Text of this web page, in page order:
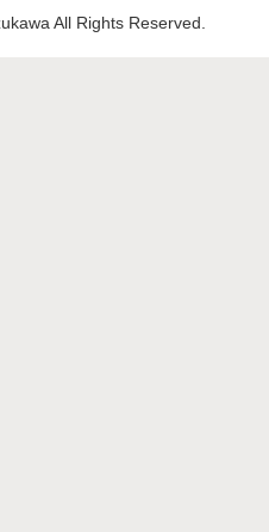
All Rights Reserved.